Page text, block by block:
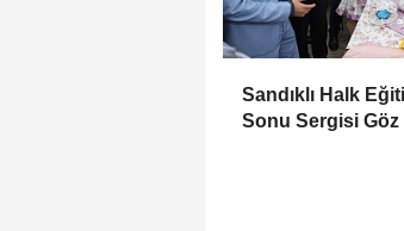
Sandıklı Halk
Sonu Sergisi